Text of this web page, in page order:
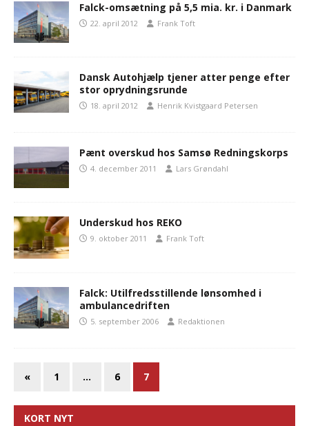
Falck-omsætning på 5,5 mia. kr. i Danmark
22. april 2012 Frank Toft
Dansk Autohjælp tjener atter penge efter
stor oprydningsrunde
18. april 2012 Henrik Kvistgaard Petersen
Pænt overskud hos Samsø Redningskorps
4. december 2011 Lars Grøndahl
Underskud hos REKO
9. oktober 2011 Frank Toft
Falck: Utilfredsstillende lønsomhed i
ambulancedriften
5. september 2006 Redaktionen
« 1 … 6 7
KORT NYT